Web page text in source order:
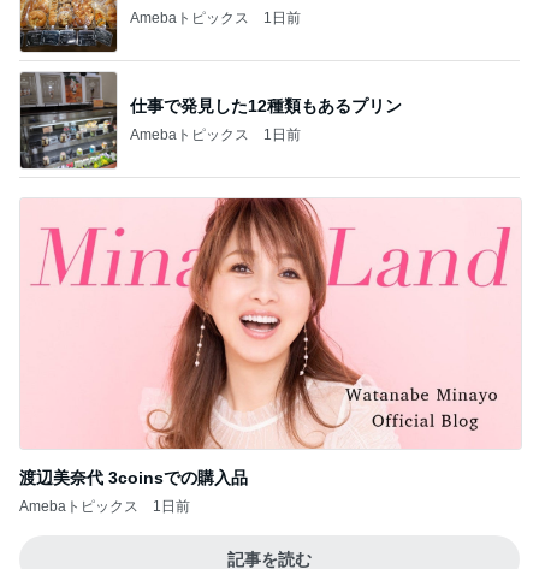
Amebaトピックス 1日前
仕事で発見した12種類もあるプリン
Amebaトピックス 1日前
渡辺美奈代 3coinsでの購入品
Amebaトピックス 1日前
記事を読む